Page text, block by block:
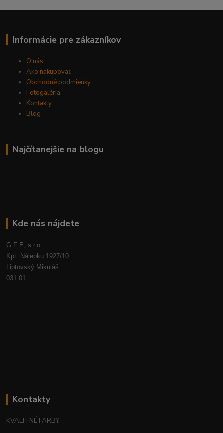
Informácie pre zákazníkov
O nás
Ako nakupovať
Obchodné podmienky
Fotogaléria
Kontakty
Blog
Najčítanejšie na blogu
Kde nás nájdete
G F E, s.r.o.
Kpt. Nálepku 1927/10
Liptovský Mikuláš
031 01
Kontakty
KVALITNÉ FARBY